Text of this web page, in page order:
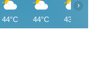
44°C 44°C 43°C
›